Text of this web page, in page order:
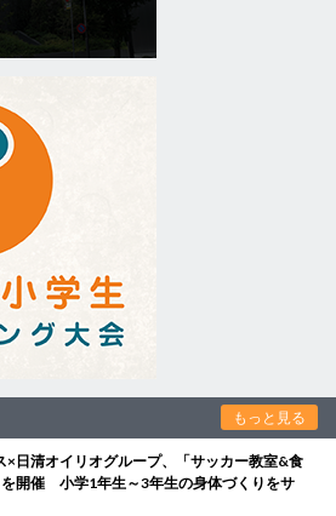
もっと見る
×日清オイリオグループ、「サッカー教室&食
を開催 小学1年生～3年生の身体づくりをサ